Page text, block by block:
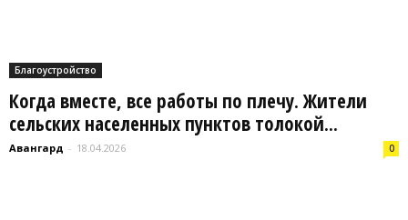
Благоустройство
Когда вместе, все работы по плечу. Жители
сельских населенных пунктов толокой...
Авангард - 18.04.2026 0